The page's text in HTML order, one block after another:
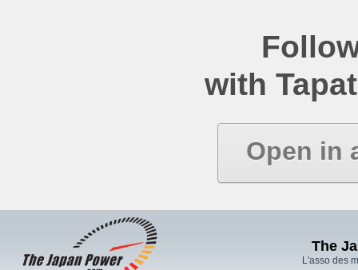
with
Open in
The
L'asso des